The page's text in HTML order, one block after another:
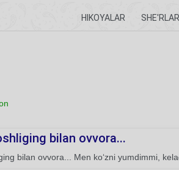
HIKOYALAR SHE'RLAR
bilan ovvora...
bilan ovvora... Men ko‘zni yumdimmi,